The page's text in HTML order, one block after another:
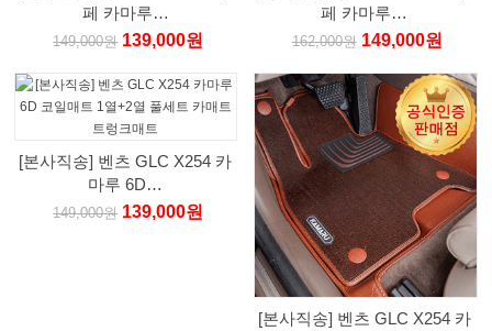
페 카마루…
149,000원 139,000원
페 카마루…
162,000원149,000원
[본사직송] 벤츠 GLC X254 카
마루 6D…
149,000원 139,000원
[본사직송] 벤츠 GLC X254 카